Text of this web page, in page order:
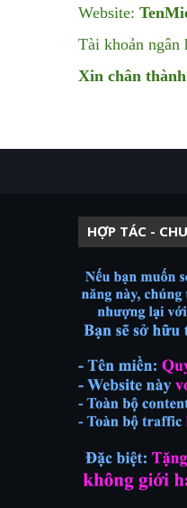
Website:
Tài khoản ngân
Xin chân
HỢP TÁC -